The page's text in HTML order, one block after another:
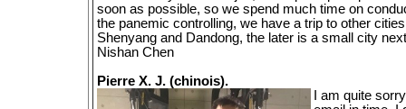
soon as possible, so we spend much time on
the panemic controlling, we have a trip to other
Shenyang and Dandong, the later is a small city
Nishan Chen
Pierre X. J. (chinois).
I am quite